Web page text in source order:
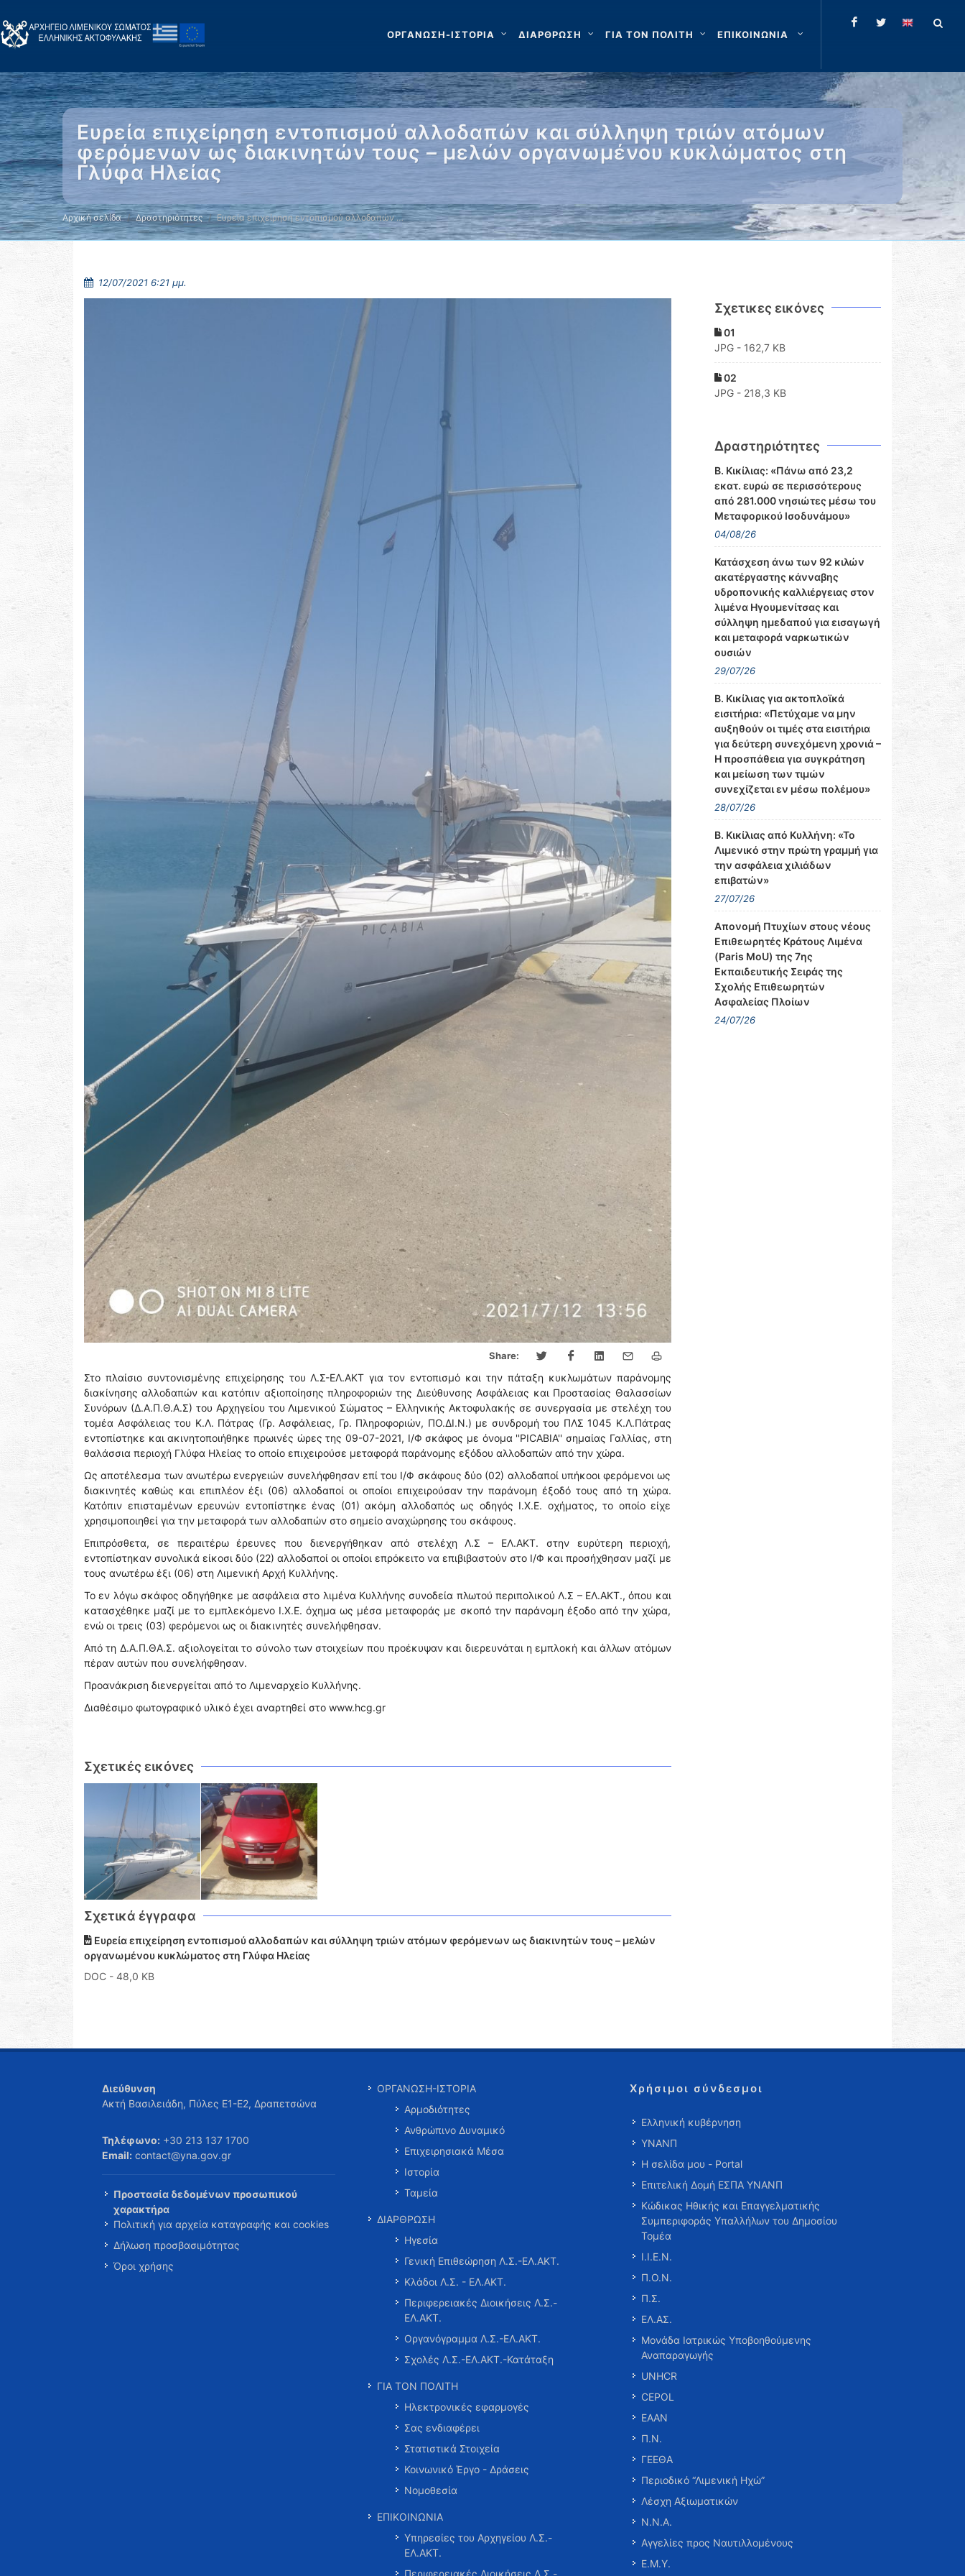
ΟΡΓΑΝΩΣΗ-ΙΣΤΟΡΙΑ ΔΙΑΡΘΡΩΣΗ ΓΙΑ ΤΟΝ ΠΟΛΙΤΗ ΕΠΙΚΟΙΝΩΝΙΑ
Ευρεία επιχείρηση εντοπισμού αλλοδαπών και σύλληψη τριών ατόμων
φερόμενων ως διακινητών τους – μελών οργανωμένου κυκλώματος στη
Γλύφα Ηλείας
Αρχική σελίδα Δραστηριότητες Ευρεία επιχείρηση εντοπισμού αλλοδαπών …
12/07/2021 6:21 μμ.
Share:
Στο πλαίσιο συντονισμένης επιχείρησης του Λ.Σ-ΕΛ.ΑΚΤ για τον εντοπισμό και την πάταξη κυκλωμάτων παράνομης
διακίνησης αλλοδαπών και κατόπιν αξιοποίησης πληροφοριών της Διεύθυνσης Ασφάλειας και Προστασίας Θαλασσίων
Συνόρων (Δ.Α.Π.Θ.Α.Σ) του Αρχηγείου του Λιμενικού Σώματος – Ελληνικής Ακτοφυλακής σε συνεργασία με στελέχη του
τομέα Ασφάλειας του Κ.Λ. Πάτρας (Γρ. Ασφάλειας, Γρ. Πληροφοριών, ΠΟ.ΔΙ.Ν.) με συνδρομή του ΠΛΣ 1045 Κ.Λ.Πάτρας
εντοπίστηκε και ακινητοποιήθηκε πρωινές ώρες της 09-07-2021, Ι/Φ σκάφος με όνομα ''PICABIA'' σημαίας Γαλλίας, στη
θαλάσσια περιοχή Γλύφα Ηλείας το οποίο επιχειρούσε μεταφορά παράνομης εξόδου αλλοδαπών από την χώρα.
Ως αποτέλεσμα των ανωτέρω ενεργειών συνελήφθησαν επί του Ι/Φ σκάφους δύο (02) αλλοδαποί υπήκοοι φερόμενοι ως
διακινητές καθώς και επιπλέον έξι (06) αλλοδαποί οι οποίοι επιχειρούσαν την παράνομη έξοδό τους από τη χώρα.
Κατόπιν επισταμένων ερευνών εντοπίστηκε ένας (01) ακόμη αλλοδαπός ως οδηγός Ι.Χ.Ε. οχήματος, το οποίο είχε
χρησιμοποιηθεί για την μεταφορά των αλλοδαπών στο σημείο αναχώρησης του σκάφους.
Επιπρόσθετα, σε περαιτέρω έρευνες που διενεργήθηκαν από στελέχη Λ.Σ – ΕΛ.ΑΚΤ. στην ευρύτερη περιοχή,
εντοπίστηκαν συνολικά είκοσι δύο (22) αλλοδαποί οι οποίοι επρόκειτο να επιβιβαστούν στο Ι/Φ και προσήχθησαν μαζί με
τους ανωτέρω έξι (06) στη Λιμενική Αρχή Κυλλήνης.
Το εν λόγω σκάφος οδηγήθηκε με ασφάλεια στο λιμένα Κυλλήνης συνοδεία πλωτού περιπολικού Λ.Σ – ΕΛ.ΑΚΤ., όπου και
κατασχέθηκε μαζί με το εμπλεκόμενο Ι.Χ.Ε. όχημα ως μέσα μεταφοράς με σκοπό την παράνομη έξοδο από την χώρα,
ενώ οι τρεις (03) φερόμενοι ως οι διακινητές συνελήφθησαν.
Από τη Δ.Α.Π.ΘΑ.Σ. αξιολογείται το σύνολο των στοιχείων που προέκυψαν και διερευνάται η εμπλοκή και άλλων ατόμων
πέραν αυτών που συνελήφθησαν.
Προανάκριση διενεργείται από το Λιμεναρχείο Κυλλήνης.
Διαθέσιμο φωτογραφικό υλικό έχει αναρτηθεί στο www.hcg.gr
Σχετικές εικόνες
Σχετικά έγγραφα
Ευρεία επιχείρηση εντοπισμού αλλοδαπών και σύλληψη τριών ατόμων φερόμενων ως διακινητών τους – μελών
οργανωμένου κυκλώματος στη Γλύφα Ηλείας
DOC - 48,0 KB
Σχετικες εικόνες
01
JPG - 162,7 KB
02
JPG - 218,3 KB
Δραστηριότητες
Β. Κικίλιας: «Πάνω από 23,2
εκατ. ευρώ σε περισσότερους
από 281.000 νησιώτες μέσω του
Μεταφορικού Ισοδυνάμου»
04/08/26
Κατάσχεση άνω των 92 κιλών
ακατέργαστης κάνναβης
υδροπονικής καλλιέργειας στον
λιμένα Ηγουμενίτσας και
σύλληψη ημεδαπού για εισαγωγή
και μεταφορά ναρκωτικών
ουσιών
29/07/26
Β. Κικίλιας για ακτοπλοϊκά
εισιτήρια: «Πετύχαμε να μην
αυξηθούν οι τιμές στα εισιτήρια
για δεύτερη συνεχόμενη χρονιά –
Η προσπάθεια για συγκράτηση
και μείωση των τιμών
συνεχίζεται εν μέσω πολέμου»
28/07/26
Β. Κικίλιας από Κυλλήνη: «Το
Λιμενικό στην πρώτη γραμμή για
την ασφάλεια χιλιάδων
επιβατών»
27/07/26
Απονομή Πτυχίων στους νέους
Επιθεωρητές Κράτους Λιμένα
(Paris MoU) της 7ης
Εκπαιδευτικής Σειράς της
Σχολής Επιθεωρητών
Ασφαλείας Πλοίων
24/07/26
Διεύθυνση
Ακτή Βασιλειάδη, Πύλες Ε1-Ε2, Δραπετσώνα
Τηλέφωνο: +30 213 137 1700
Email: contact@yna.gov.gr
Προστασία δεδομένων προσωπικού
χαρακτήρα
Πολιτική για αρχεία καταγραφής και cookies
Δήλωση προσβασιμότητας
Όροι χρήσης
ΟΡΓΑΝΩΣΗ-ΙΣΤΟΡΙΑ
Αρμοδιότητες
Ανθρώπινο Δυναμικό
Επιχειρησιακά Μέσα
Ιστορία
Ταμεία
ΔΙΑΡΘΡΩΣΗ
Ηγεσία
Γενική Επιθεώρηση Λ.Σ.-ΕΛ.ΑΚΤ.
Κλάδοι Λ.Σ. - ΕΛ.ΑΚΤ.
Περιφερειακές Διοικήσεις Λ.Σ.-
ΕΛ.ΑΚΤ.
Οργανόγραμμα Λ.Σ.-ΕΛ.ΑΚΤ.
Σχολές Λ.Σ.-ΕΛ.ΑΚΤ.-Κατάταξη
ΓΙΑ ΤΟΝ ΠΟΛΙΤΗ
Ηλεκτρονικές εφαρμογές
Σας ενδιαφέρει
Στατιστικά Στοιχεία
Κοινωνικό Έργο - Δράσεις
Νομοθεσία
ΕΠΙΚΟΙΝΩΝΙΑ
Υπηρεσίες του Αρχηγείου Λ.Σ.-
ΕΛ.ΑΚΤ.
Χρήσιμοι σύνδεσμοι
Ελληνική κυβέρνηση
ΥΝΑΝΠ
Η σελίδα μου - Portal
Επιτελική Δομή ΕΣΠΑ ΥΝΑΝΠ
Κώδικας Ηθικής και Επαγγελματικής
Συμπεριφοράς Υπαλλήλων του Δημοσίου
Τομέα
Ι.Ι.Ε.Ν.
Π.Ο.Ν.
Π.Σ.
ΕΛ.ΑΣ.
Μονάδα Ιατρικώς Υποβοηθούμενης
Αναπαραγωγής
UNHCR
CEPOL
ΕΑΑΝ
Π.Ν.
ΓΕΕΘΑ
Περιοδικό “Λιμενική Ηχώ”
Λέσχη Αξιωματικών
Ν.Ν.Α.
Αγγελίες προς Ναυτιλλομένους
Ε.Μ.Υ.